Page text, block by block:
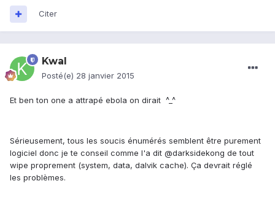
Citer
Kwal
Posté(e) 28 janvier 2015
Et ben ton one a attrapé ebola on dirait ^_^
Sérieusement, tous les soucis énumérés semblent être purement
logiciel donc je te conseil comme l'a dit @darksidekong de tout
wipe proprement (system, data, dalvik cache). Ça devrait réglé
les problèmes.